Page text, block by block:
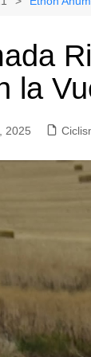
Familia
la
2025